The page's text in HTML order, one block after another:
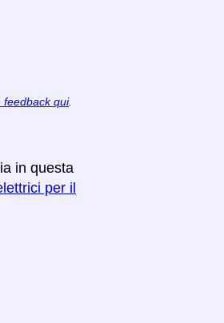
feedback qui.
in questa
per il